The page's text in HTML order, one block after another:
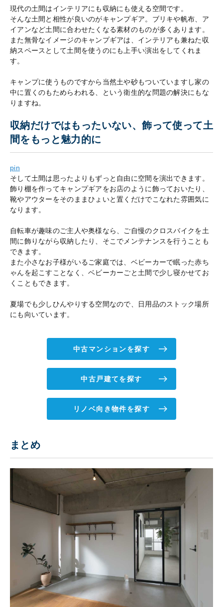
現代の土間はインテリアにも収納にも使える空間です。
そんな土間と相性が良いのがキャンプギア。ブリキや帆布、ア
イアンなど土間に合わせたくなる素材のものが多くあります。
また無骨なイメージのキャンプギアは、インテリアも兼ねた収
納スペースとして土間を使うのにも上手い演出をしてくれま
す。
キャンプに使うものですから当然土や砂もついていますし家の
中に置くのもためらわれる、という衛生的な問題の解決にもな
りますね。
収納だけではもったいない、飾って使って土
間をもっと魅力的に
pin
そして土間は思ったよりもずっと自由に空間を演出できます。
飾り棚を作ってキャンプギアをお店のように飾っておいたり、
靴やアウターをそのままひょいと置くだけでこなれた雰囲気に
なります。
自転車が趣味のご主人や奥様なら、ご自慢のクロスバイクを土
間に飾りながら収納したり、そこでメンテナンスを行うことも
できます。
また小さなお子様がいるご家庭では、ベビーカーで眠った赤ち
ゃんを起こすことなく、ベビーカーごと土間で少し寝かせてお
くこともできます。
夏場でも少しひんやりする空間なので、日用品のストック場所
にも向いています。
中古マンションを探す
中古戸建てを探す
リノベ向き物件を探す
まとめ